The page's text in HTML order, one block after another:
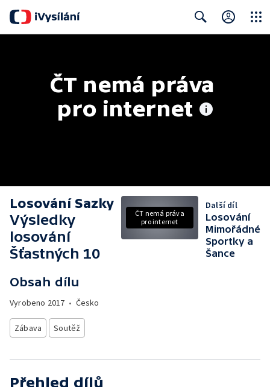
ČT nemá práva
pro internet
Losování Sazky
Výsledky
losování
Šťastných 10
Obsah dílu
Vyrobeno 2017 • Česko
Zábava Soutěž
ČT nemá práva
pro internet
Další díl
Losování
Mimořádné
Sportky a
Šance
Přehled dílů